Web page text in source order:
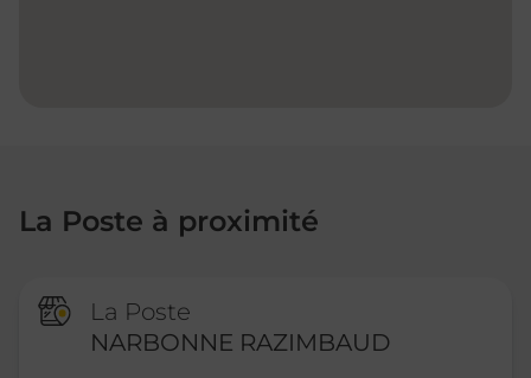
La Poste à proximité
La Poste
NARBONNE RAZIMBAUD